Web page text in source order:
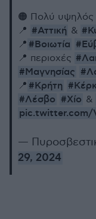
🟠 Πολύ υψηλός
📍 #Αττική &
📍 #Βοιωτία
📍 περιοχές
#Μαγνησίας
📍 #Κρήτη
#Λέσβο #Χίο &
pic.twitter.com/
—
29, 2024